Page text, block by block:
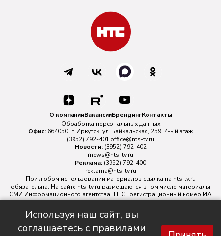
Используя наш сайт, вы
соглашаетесь с правилами
О компанииВакансииБрендингКонтакты
Обработка персональных данных
Офис: 664050, г. Иркутск, ул. Байкальская, 259, 4-ый этаж
(3952) 792-401 office@nts-tv.ru
Новости: (3952) 792-402
rnews@nts-tv.ru
Реклама: (3952) 792-400
reklama@nts-tv.ru
При любом использовании материалов ссылка на nts-tv.ru
обязательна. На сайте nts-tv.ru размещаются в том числе материалы
СМИ Информационного агентства "НТС" регистрационный номер ИА
№ ФС 77 - 88763 зарегистрировано Федеральной службой по
надзору в сфере связи, информационных технологий и массовых
коммуникаций.
Главный редактор ИА "НТС" Иштулкин Евгений Александрович16+